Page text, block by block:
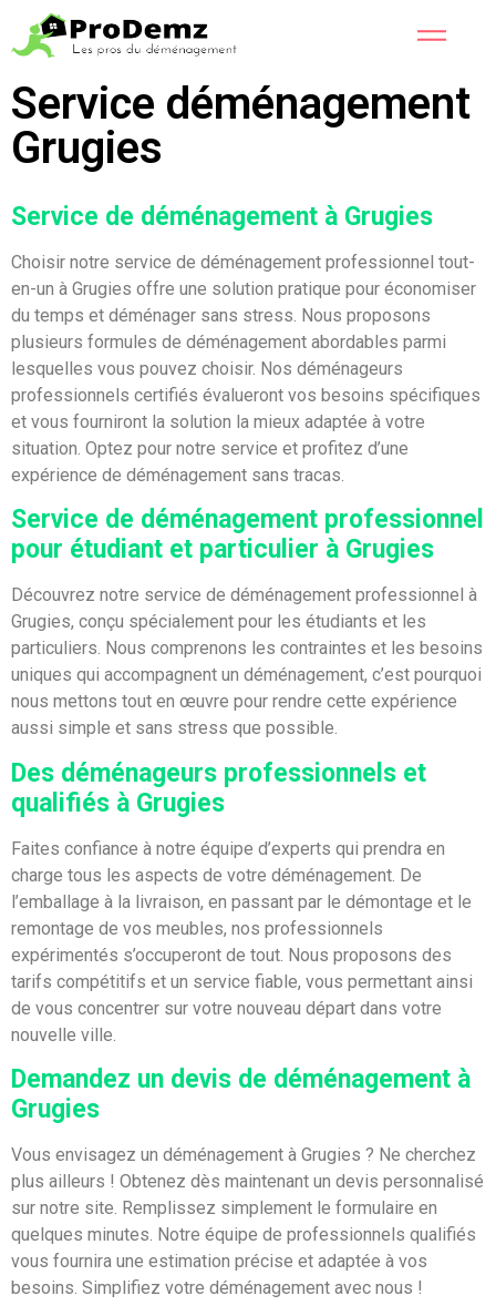
Service déménagement
Grugies
Service de déménagement à Grugies
Choisir notre service de déménagement professionnel tout-
en-un à Grugies offre une solution pratique pour économiser
du temps et déménager sans stress. Nous proposons
plusieurs formules de déménagement abordables parmi
lesquelles vous pouvez choisir. Nos déménageurs
professionnels certifiés évalueront vos besoins spécifiques
et vous fourniront la solution la mieux adaptée à votre
situation. Optez pour notre service et profitez d’une
expérience de déménagement sans tracas.
Service de déménagement professionnel
pour étudiant et particulier à Grugies
Découvrez notre service de déménagement professionnel à
Grugies, conçu spécialement pour les étudiants et les
particuliers. Nous comprenons les contraintes et les besoins
uniques qui accompagnent un déménagement, c’est pourquoi
nous mettons tout en œuvre pour rendre cette expérience
aussi simple et sans stress que possible.
Des déménageurs professionnels et
qualifiés à Grugies
Faites confiance à notre équipe d’experts qui prendra en
charge tous les aspects de votre déménagement. De
l’emballage à la livraison, en passant par le démontage et le
remontage de vos meubles, nos professionnels
expérimentés s’occuperont de tout. Nous proposons des
tarifs compétitifs et un service fiable, vous permettant ainsi
de vous concentrer sur votre nouveau départ dans votre
nouvelle ville.
Demandez un devis de déménagement à
Grugies
Vous envisagez un déménagement à Grugies ? Ne cherchez
plus ailleurs ! Obtenez dès maintenant un devis personnalisé
sur notre site. Remplissez simplement le formulaire en
quelques minutes. Notre équipe de professionnels qualifiés
vous fournira une estimation précise et adaptée à vos
besoins. Simplifiez votre déménagement avec nous !